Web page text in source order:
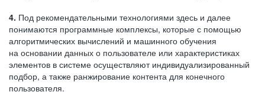
4. Под рекомендательными технологиями здесь и далее
понимаются программные комплексы, которые с помощью
алгоритмических вычислений и машинного обучения
на основании данных о пользователе или характеристиках
элементов в системе осуществляют индивидуализированный
подбор, а также ранжирование контента для конечного
пользователя.